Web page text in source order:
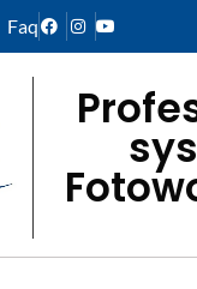
Faq